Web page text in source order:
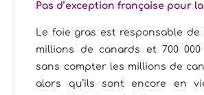
Pas d’exception française pour
Le foie gras est responsable de
millions de canards et 700
sans compter les millions de
alors qu’ils sont encore en